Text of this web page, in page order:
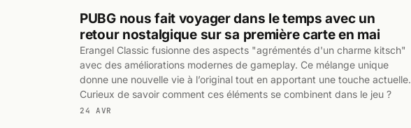
PUBG nous fait voyager dans le temps avec un
retour nostalgique sur sa première carte en mai
Erangel Classic fusionne des aspects "agrémentés d'un charme kitsch"
avec des améliorations modernes de gameplay. Ce mélange unique
donne une nouvelle vie à l’original tout en apportant une touche actuelle.
Curieux de savoir comment ces éléments se combinent dans le jeu ?
24 AVR